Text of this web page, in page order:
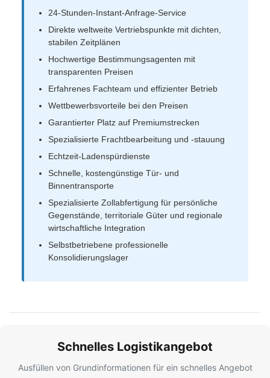
24-Stunden-Instant-Anfrage-Service
Direkte weltweite Vertriebspunkte mit dichten,
stabilen Zeitplänen
Hochwertige Bestimmungsagenten mit
transparenten Preisen
Erfahrenes Fachteam und effizienter Betrieb
Wettbewerbsvorteile bei den Preisen
Garantierter Platz auf Premiumstrecken
Spezialisierte Frachtbearbeitung und -stauung
Echtzeit-Ladenspürdienste
Schnelle, kostengünstige Tür- und
Binnentransporte
Spezialisierte Zollabfertigung für persönliche
Gegenstände, territoriale Güter und regionale
wirtschaftliche Integration
Selbstbetriebene professionelle
Konsolidierungslager
Schnelles Logistikangebot
Ausfüllen von Grundinformationen für ein schnelles Angebot